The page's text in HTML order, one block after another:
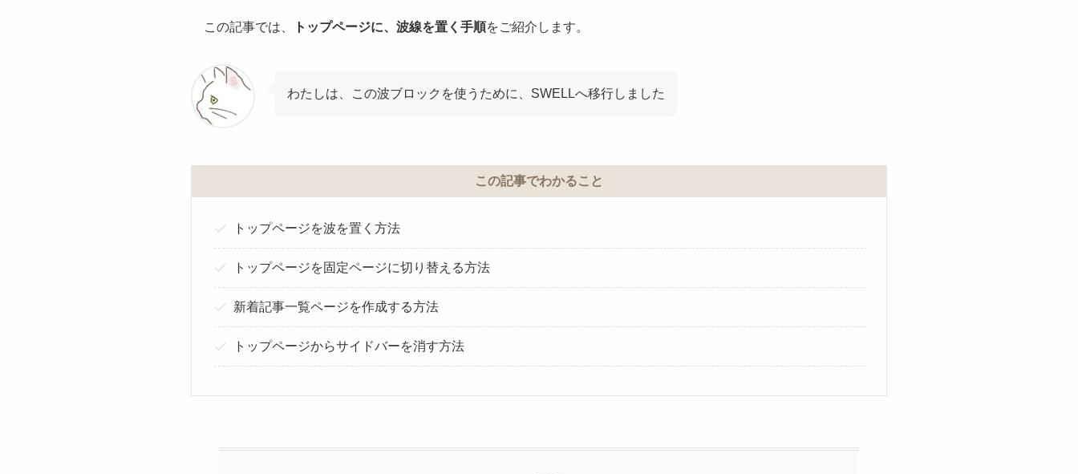
この記事では、 トップページに、波線を置く手順をご紹介します。
わたしは、この波ブロックを使うために、SWELLへ移行しました
この記事でわかること
トップページを波を置く方法
トップページを固定ページに切り替える方法
新着記事一覧ページを作成する方法
トップページからサイドバーを消す方法